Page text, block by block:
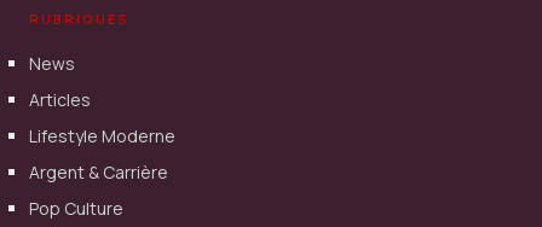
RUBRIQUES
News
Articles
Lifestyle Moderne
Argent & Carrière
Pop Culture